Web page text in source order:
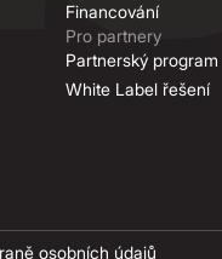
Financování
Pro partnery
Partnerský program
White Label řešení
osobních údajů